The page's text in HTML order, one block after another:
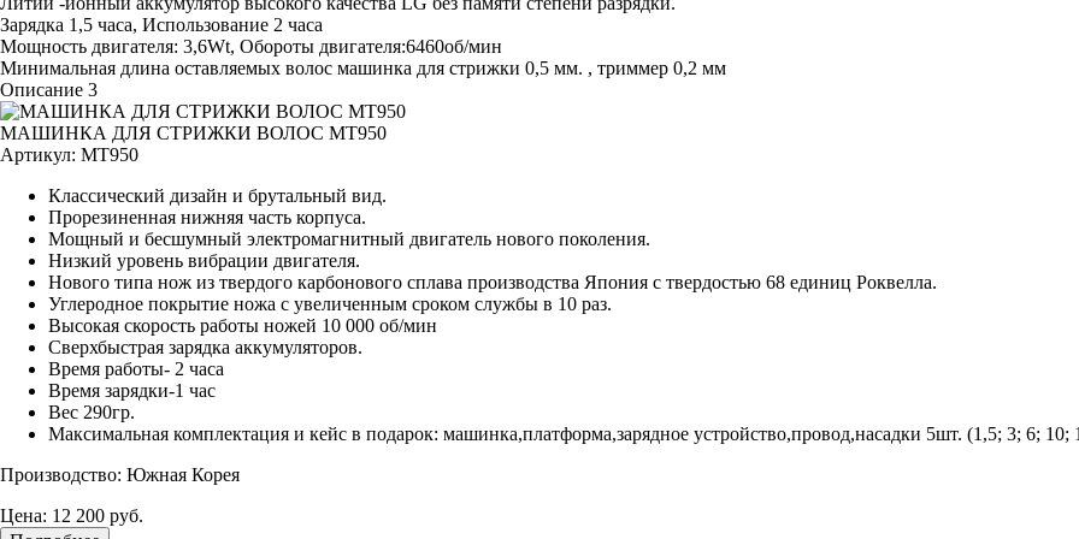
Зарядка 1,5 часа, Использование 2 часа
Мощность двигателя: 3,6Wt, Обороты двигателя:6460об/мин
Минимальная длина оставляемых волос машинка для стрижки 0,5 мм. , триммер 0,2 мм
Описание 3
МАШИНКА ДЛЯ СТРИЖКИ ВОЛОС MT950
Артикул: MT950
Классический дизайн и брутальный вид.
Прорезиненная нижняя часть корпуса.
Мощный и бесшумный электромагнитный двигатель нового поколения.
Низкий уровень вибрации двигателя.
Нового типа нож из твердого карбонового сплава производства Япония с твердостью 68 единиц Роквелла.
Углеродное покрытие ножа с увеличенным сроком службы в 10 раз.
Высокая скорость работы ножей 10 000 об/мин
Сверхбыстрая зарядка аккумуляторов.
Время работы- 2 часа
Время зарядки-1 час
Вес 290гр.
Максимальная комплектация и кейс в подарок: машинка,платформа,зарядное устройство,провод,насадки 5шт. (1,5; 3; 6; 10;
Производство: Южная Корея
Цена: 12 200 руб.